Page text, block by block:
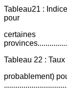
Tableau21 :
pour
certaines
Tableau 22 :
probablement)